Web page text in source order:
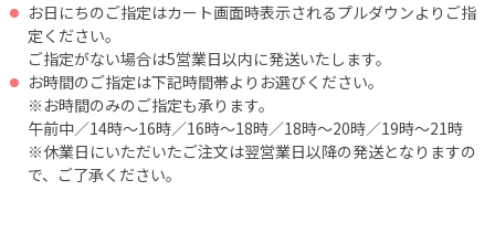
お日にちのご指定はカート画面時表示されるプルダウンよりご指
定ください。
ご指定がない場合は5営業日以内に発送いたします。
お時間のご指定は下記時間帯よりお選びください。
※お時間のみのご指定も承ります。
午前中／14時～16時／16時～18時／18時～20時／19時～21時
※休業日にいただいたご注文は翌営業日以降の発送となりますの
で、ご了承ください。